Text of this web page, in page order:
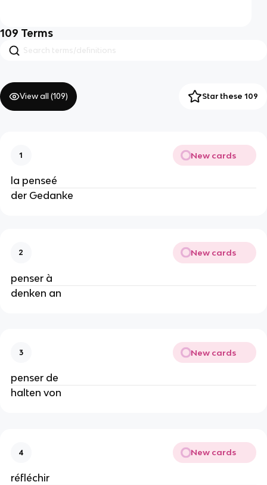
109 Terms
View all (109) Star these 109
1 New cards
la penseé
der Gedanke
2 New cards
penser à
denken an
3 New cards
penser de
halten von
4 New cards
réfléchir